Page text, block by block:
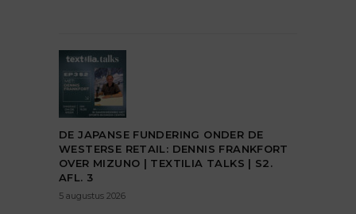
DE JAPANSE FUNDERING ONDER DE
WESTERSE RETAIL: DENNIS FRANKFORT
OVER MIZUNO | TEXTILIA TALKS | S2.
AFL. 3
5 augustus 2026